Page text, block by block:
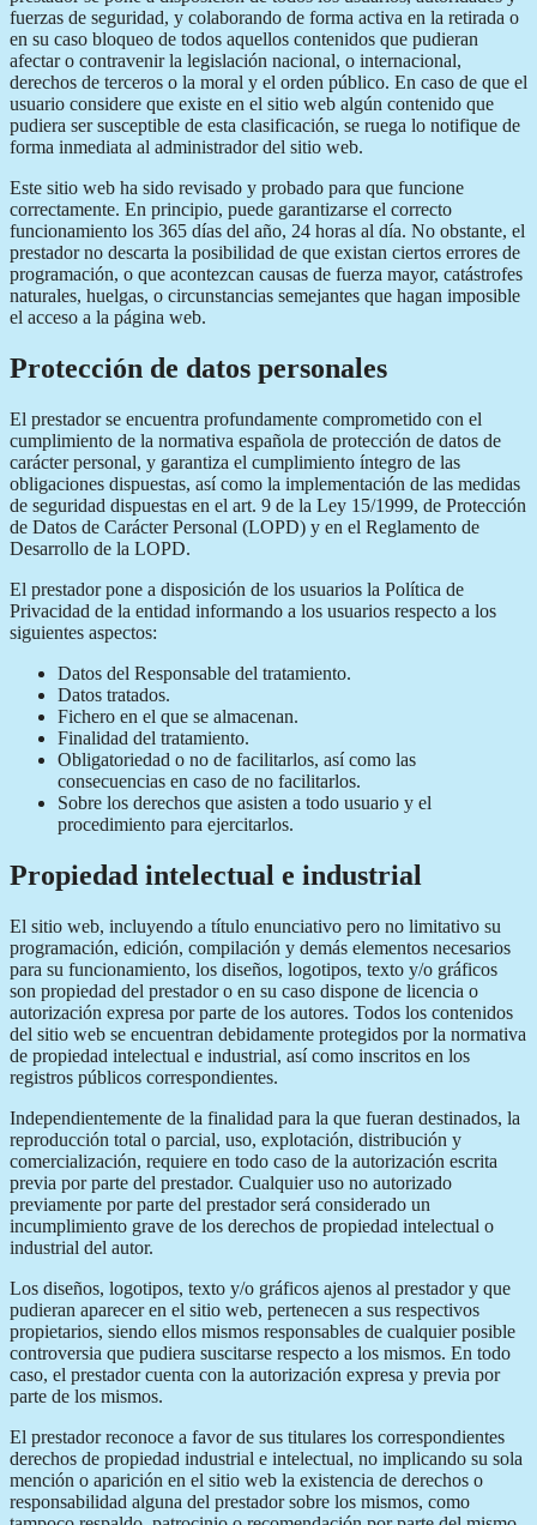
fuerzas de seguridad, y colaborando de forma activa en la retirada o
en su caso bloqueo de todos aquellos contenidos que pudieran
afectar o contravenir la legislación nacional, o internacional,
derechos de terceros o la moral y el orden público. En caso de que el
usuario considere que existe en el sitio web algún contenido que
pudiera ser susceptible de esta clasificación, se ruega lo notifique de
forma inmediata al administrador del sitio web.
Este sitio web ha sido revisado y probado para que funcione
correctamente. En principio, puede garantizarse el correcto
funcionamiento los 365 días del año, 24 horas al día. No obstante, el
prestador no descarta la posibilidad de que existan ciertos errores de
programación, o que acontezcan causas de fuerza mayor, catástrofes
naturales, huelgas, o circunstancias semejantes que hagan imposible
el acceso a la página web.
Protección de datos personales
El prestador se encuentra profundamente comprometido con el
cumplimiento de la normativa española de protección de datos de
carácter personal, y garantiza el cumplimiento íntegro de las
obligaciones dispuestas, así como la implementación de las medidas
de seguridad dispuestas en el art. 9 de la Ley 15/1999, de Protección
de Datos de Carácter Personal (LOPD) y en el Reglamento de
Desarrollo de la LOPD.
El prestador pone a disposición de los usuarios la Política de
Privacidad de la entidad informando a los usuarios respecto a los
siguientes aspectos:
Datos del Responsable del tratamiento.
Datos tratados.
Fichero en el que se almacenan.
Finalidad del tratamiento.
Obligatoriedad o no de facilitarlos, así como las
consecuencias en caso de no facilitarlos.
Sobre los derechos que asisten a todo usuario y el
procedimiento para ejercitarlos.
Propiedad intelectual e industrial
El sitio web, incluyendo a título enunciativo pero no limitativo su
programación, edición, compilación y demás elementos necesarios
para su funcionamiento, los diseños, logotipos, texto y/o gráficos
son propiedad del prestador o en su caso dispone de licencia o
autorización expresa por parte de los autores. Todos los contenidos
del sitio web se encuentran debidamente protegidos por la normativa
de propiedad intelectual e industrial, así como inscritos en los
registros públicos correspondientes.
Independientemente de la finalidad para la que fueran destinados, la
reproducción total o parcial, uso, explotación, distribución y
comercialización, requiere en todo caso de la autorización escrita
previa por parte del prestador. Cualquier uso no autorizado
previamente por parte del prestador será considerado un
incumplimiento grave de los derechos de propiedad intelectual o
industrial del autor.
Los diseños, logotipos, texto y/o gráficos ajenos al prestador y que
pudieran aparecer en el sitio web, pertenecen a sus respectivos
propietarios, siendo ellos mismos responsables de cualquier posible
controversia que pudiera suscitarse respecto a los mismos. En todo
caso, el prestador cuenta con la autorización expresa y previa por
parte de los mismos.
El prestador reconoce a favor de sus titulares los correspondientes
derechos de propiedad industrial e intelectual, no implicando su sola
mención o aparición en el sitio web la existencia de derechos o
responsabilidad alguna del prestador sobre los mismos, como